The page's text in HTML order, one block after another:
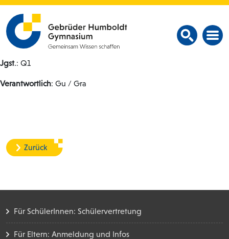
Jgst.: Q1
Verantwortlich: Gu / Gra
Zurück
Für SchülerInnen: Schülervertretung
Für Eltern: Anmeldung und Infos